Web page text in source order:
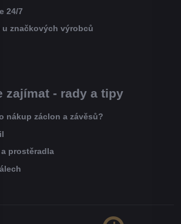
24/7
u značkových výrobců
zajímat - rady a tipy
nákup záclon a závěsů?
prostěradla